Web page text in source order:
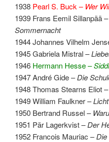
1938 Pearl S. Buck –Wer
1939 Frans Eemil Sillanpää –
Sommernacht
1944 Johannes Vilhelm
1945 Gabriela Mistral –
1946 Hermann Hesse –
1947 André Gide –Die
1948 Thomas Stearns Eliot –
1949 William Faulkner –
1950 Bertrand Russel –
1951 Pär Lagerkvist –Der
1952 Francois Mauriac –